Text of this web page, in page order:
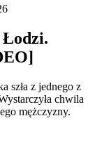
szła z jednego z
chwila
mężczyzny.